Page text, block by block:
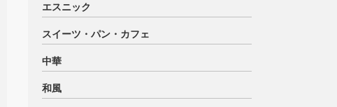
エスニック
スイーツ・パン・カフェ
中華
和風